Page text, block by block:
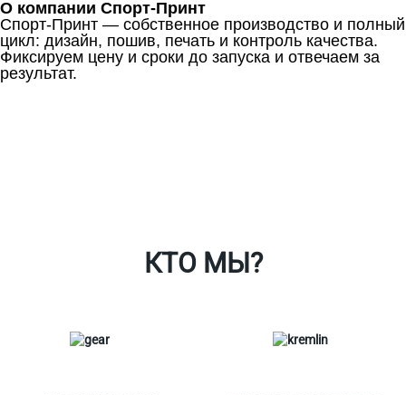
О компании Спорт-Принт
Спорт-Принт — собственное производство и полный
цикл: дизайн, пошив, печать и контроль качества.
Фиксируем цену и сроки до запуска и отвечаем за
результат.
КТО МЫ?